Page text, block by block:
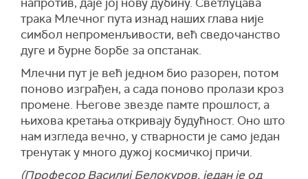
трака Млечног пута изнад наших глава није
симбол непроменљивости, већ сведочанство
дуге и бурне борбе за опстанак.
Млечни пут је већ једном био разорен, потом
поново изграђен, а сада поново пролази кроз
промене. Његове звезде памте прошлост, а
њихова кретања откривају будућност. Оно што
нам изгледа вечно, у стварности је само један
тренутак у много дужој космичкој причи.
(Професор Василиј Белокуров, један је од